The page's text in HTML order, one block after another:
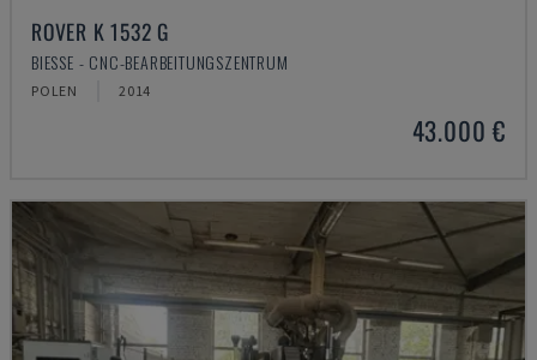
ROVER K 1532 G
BIESSE - CNC-BEARBEITUNGSZENTRUM
POLEN 2014
43.000 €